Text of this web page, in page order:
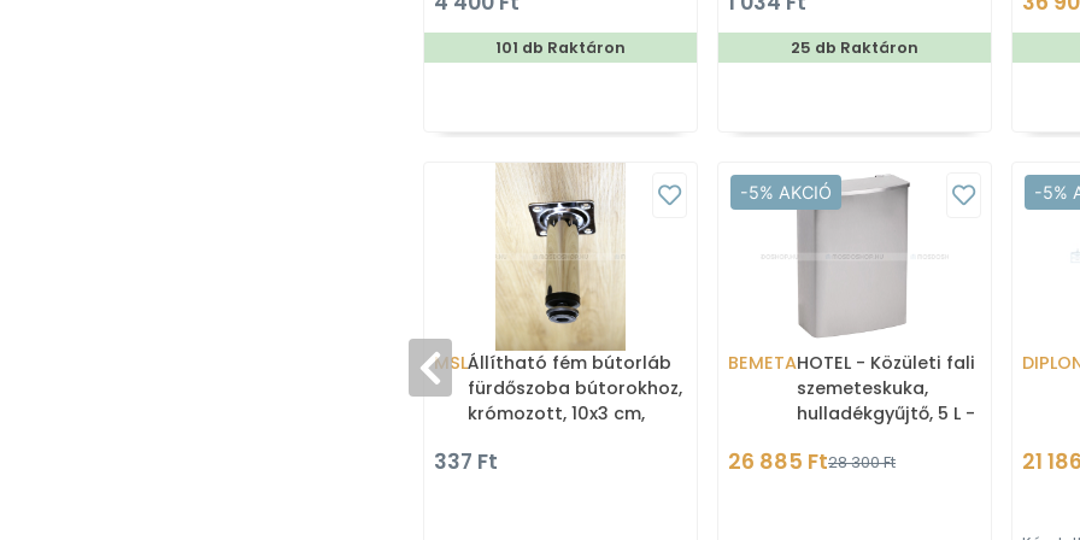
101 db Raktáron 25 db Raktáron
MSLÁllítható fém bútorláb
fürdőszoba bútorokhoz,
krómozott, 10x3 cm,
337 Ft
-5% AKCIÓ
BEMETAHOTEL - Közületi fali
szemeteskuka,
hulladékgyűjtő, 5 L -
acél (105115055)
26 885 Ft28 300 Ft
-5%
21